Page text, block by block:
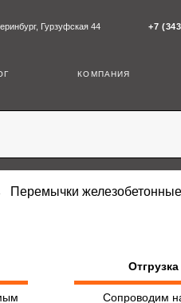
Гурзуфская 44 +7 (343) 227-22-
Перемычки железобетонные
Сопроводим